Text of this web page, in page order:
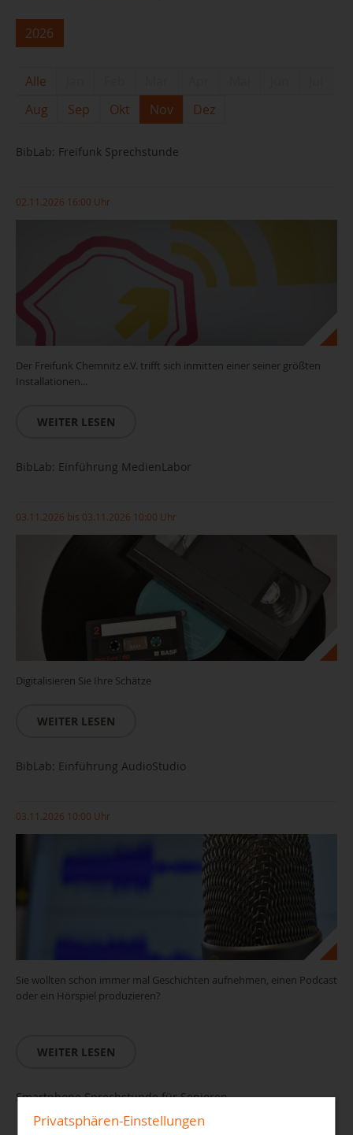
2026
Alle
Aug
Sep Okt Nov Dez
BibLab: Freifunk Sprechstunde
02.11.2026 16:00 Uhr
Der Freifunk Chemnitz e.V. trifft sich inmitten einer seiner größten
Installationen...
WEITER LESEN
BibLab: Einführung MedienLabor
03.11.2026 bis 03.11.2026 10:00 Uhr
Digitalisieren Sie Ihre Schätze
WEITER LESEN
BibLab: Einführung AudioStudio
03.11.2026 10:00 Uhr
Sie wollten schon immer mal Geschichten aufnehmen, einen Podcast
oder ein Hörspiel produzieren?
WEITER LESEN
Smartphone Sprechstunde für Senioren
Privatsphären-Einstellungen